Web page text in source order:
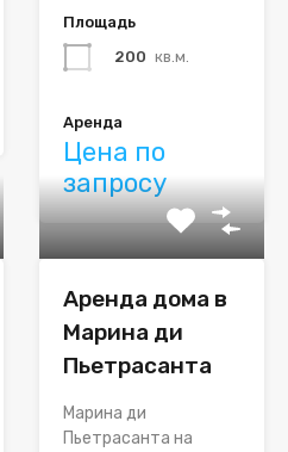
Площадь
200 кв.м.
Аренда
Цена по
запросу
Аренда дома в
Марина ди
Пьетрасанта
Марина ди
Пьетрасанта на